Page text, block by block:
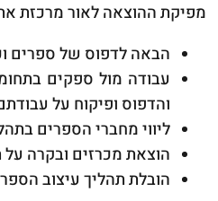
מפיקת ההוצאה לאור מרכזת
הבאה לדפוס של ספרים
עבודה מול ספקים
והדפוס ופיקוח על
ליווי מחברי הספרים
הוצאת מכרזים ובקרה
הובלת תהליך עיצוב